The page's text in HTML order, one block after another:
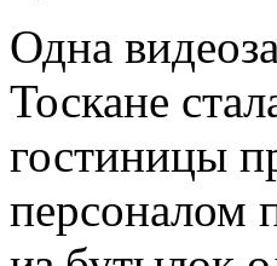
Одна
Тоскане
гостиницы
персоналом